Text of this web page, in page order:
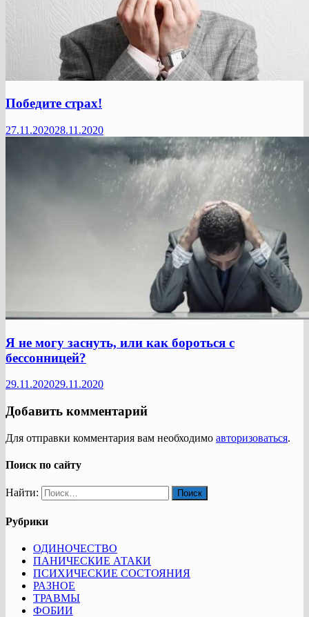
Победите страх!
27.11.202028.11.2020
Я не могу заснуть, или как бороться с
бессонницей?
29.11.202029.11.2020
Добавить комментарий
Для отправки комментария вам необходимо авторизоваться.
Поиск по сайту
Найти:
Рубрики
ОДИНОЧЕСТВО
ПАНИЧЕСКИЕ АТАКИ
ПСИХИЧЕСКИЕ СОСТОЯНИЯ
РАЗНОЕ
ТРАВМЫ
ФОБИИ